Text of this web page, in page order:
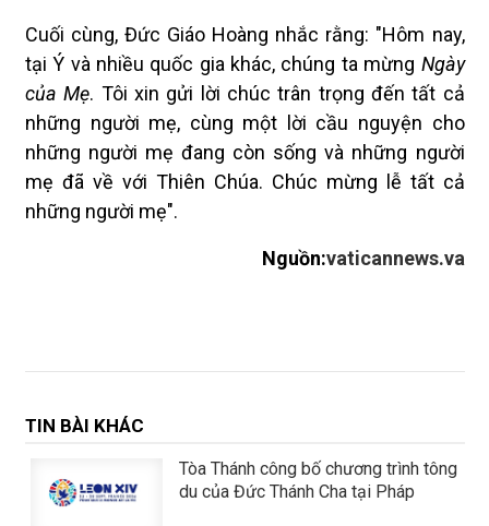
Cuối cùng, Đức Giáo Hoàng nhắc rằng: "Hôm nay,
tại Ý và nhiều quốc gia khác, chúng ta mừng Ngày
của Mẹ. Tôi xin gửi lời chúc trân trọng đến tất cả
những người mẹ, cùng một lời cầu nguyện cho
những người mẹ đang còn sống và những người
mẹ đã về với Thiên Chúa. Chúc mừng lễ tất cả
những người mẹ".
Nguồn:vaticannews.va
TIN BÀI KHÁC
Tòa Thánh công bố chương trình tông
du của Đức Thánh Cha tại Pháp